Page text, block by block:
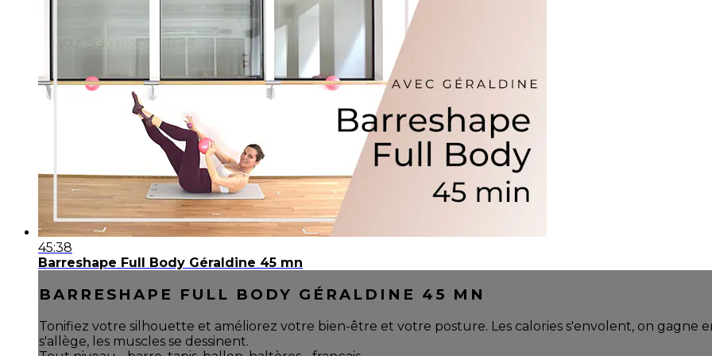
45:38
Barreshape Full Body Géraldine 45 mn
BARRESHAPE FULL BODY GÉRALDINE 45 MN
Tonifiez votre silhouette et améliorez votre bien-être et votre posture. Les calories s'envolent, on gagne
s'allège, les muscles se dessinent.